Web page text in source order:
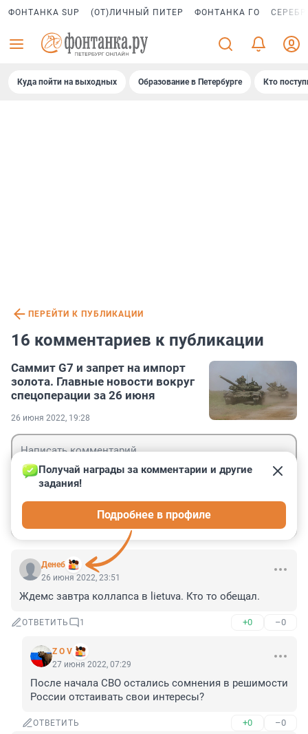
ФОНТАНКА SUP (ОТ)ЛИЧНЫЙ ПИТЕР ФОНТАНКА ГО
Куда пойти на выходных Образование в Петербурге Кто
ПЕРЕЙТИ К ПУБЛИКАЦИИ
16 комментариев к публикации
Саммит G7 и запрет на импорт
золота. Главные новости вокруг
спецоперации за 26 июня
26 июня 2022, 19:28
Дeнeб
Получай награды за комментарии и другие
задания!
Подробнее в профиле
26 июня 2022, 23:51
Ждемс завтра коллапса в lietuva. Кто то обещал.
ОТВЕТИТЬ 1 +0 –0
Z O V
27 июня 2022, 07:29
После начала СВО остались сомнения в решимости
России отстаивать свои интересы?
ОТВЕТИТЬ +0 –0